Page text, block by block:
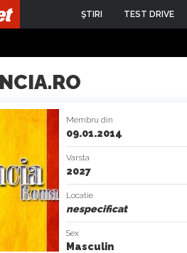
ŞTIRI TEST DRIVE
Membru din
09.01.2014
Varsta
2027
Locatie
nespecificat
Sex
Masculin